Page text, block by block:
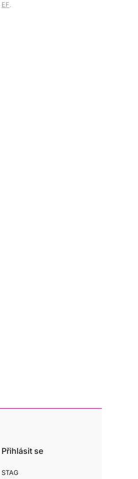
EF.
Přihlásit se
STAG